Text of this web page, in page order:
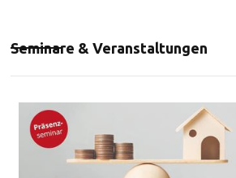
Seminare & Veranstaltungen